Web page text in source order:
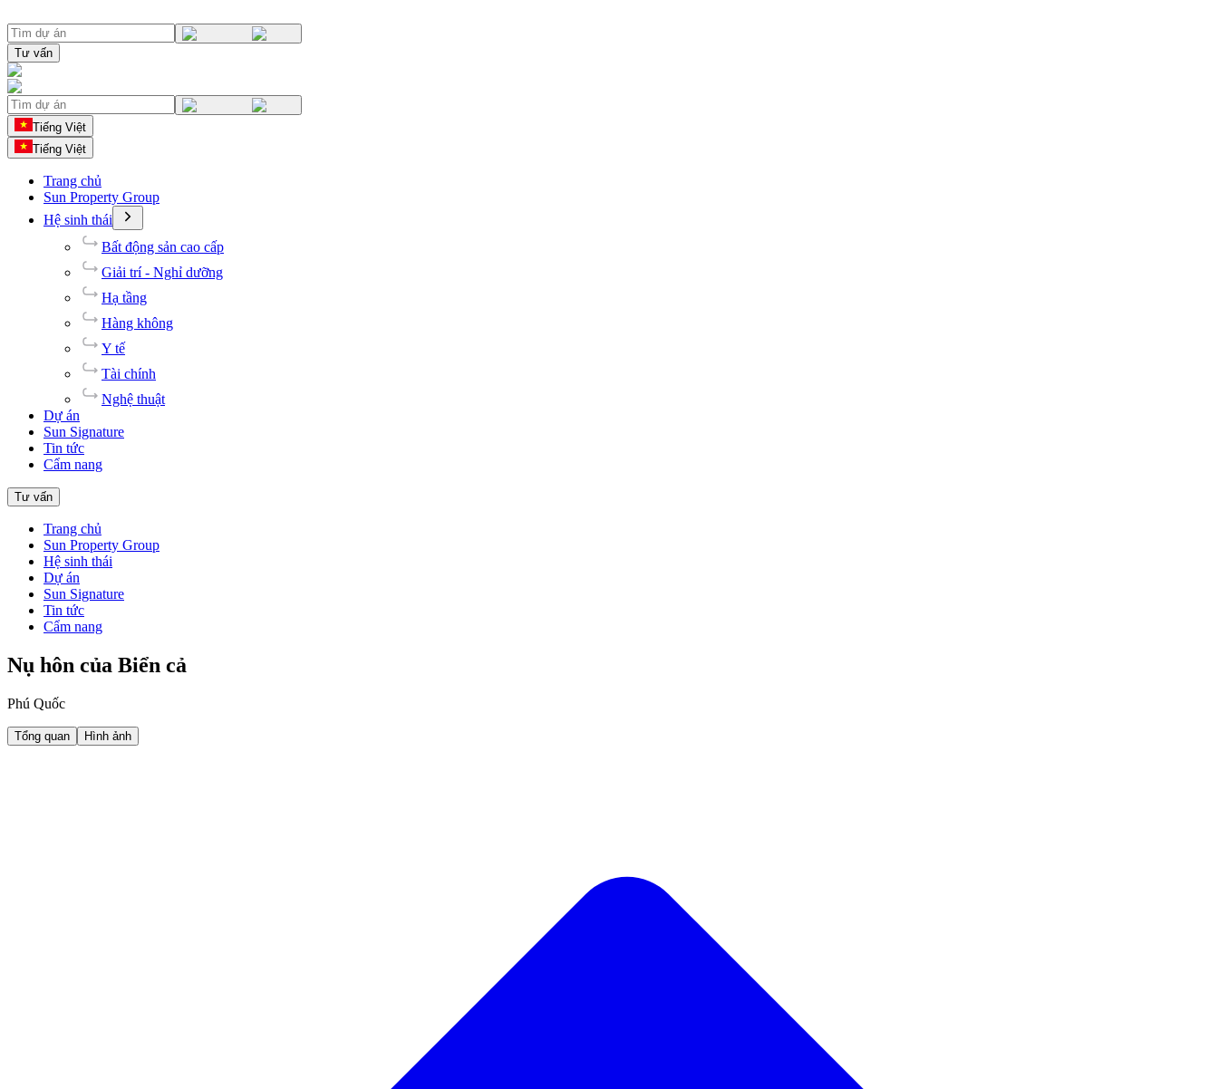
Tư vấn
Tiếng Việt
Tiếng Việt
Trang chủ
Sun Property Group
Hệ sinh thái
Bất động sản cao cấp
Giải trí - Nghỉ dưỡng
Hạ tầng
Hàng không
Y tế
Tài chính
Nghệ thuật
Dự án
Sun Signature
Tin tức
Cẩm nang
Tư vấn
Trang chủ
Sun Property Group
Hệ sinh thái
Dự án
Sun Signature
Tin tức
Cẩm nang
Nụ hôn của Biển cả
Phú Quốc
Tổng quan Hình ảnh